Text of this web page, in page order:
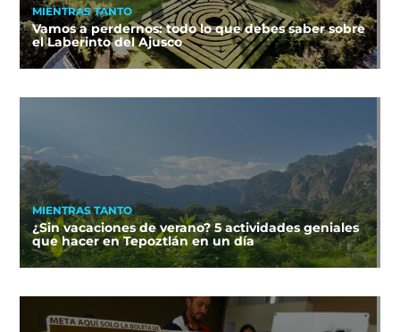
MIENTRAS TANTO
Vamos a perdernos: todo lo que debes saber sobre
el Laberinto del Ajusco
MIENTRAS TANTO
¿Sin vacaciones de verano? 5 actividades geniales
que hacer en Tepoztlán en un día